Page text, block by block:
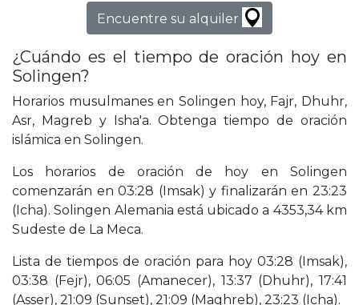
Encuentre su alquiler
¿Cuándo es el tiempo de oración hoy en
Solingen?
Horarios musulmanes en Solingen hoy, Fajr, Dhuhr,
Asr, Magreb y Isha'a. Obtenga tiempo de oración
islámica en Solingen.
Los horarios de oración de hoy en Solingen
comenzarán en 03:28 (Imsak) y finalizarán en 23:23
(Icha). Solingen Alemania está ubicado a 4353,34 km
Sudeste de La Meca.
Lista de tiempos de oración para hoy 03:28 (Imsak),
03:38 (Fejr), 06:05 (Amanecer), 13:37 (Dhuhr), 17:41
(Asser), 21:09 (Sunset), 21:09 (Maghreb), 23:23 (Icha).